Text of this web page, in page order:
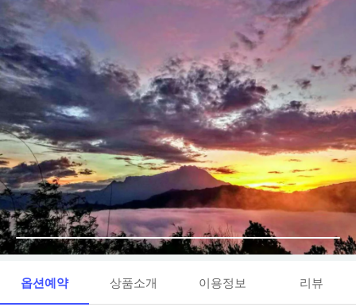
옵션예약 상품소개 이용정보 리뷰